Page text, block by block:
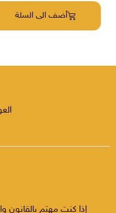
أضف الى السلة
إذا كنت مهتم بالقانون